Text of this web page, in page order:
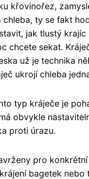
křovinořez,
ty se fakt
jak tlustý
chcete sekat.
už je technika
ukrojí chleba
typ kráječe je
obvykle
proti úrazu.
pro
bagetek nebo